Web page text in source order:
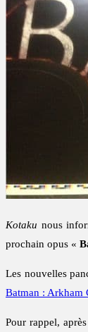
Kotaku nous
prochain opus «
Les nouvelles
Batman : Arkham
Pour rappel,